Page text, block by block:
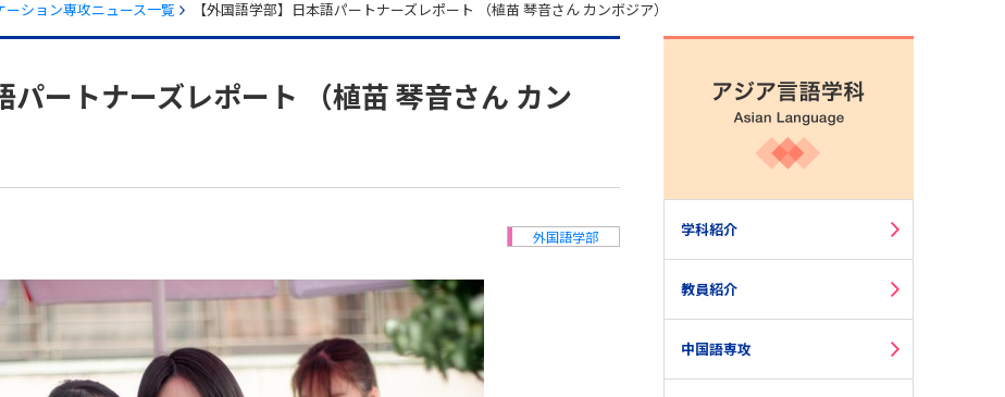
ーション専攻ニュース一覧 【外国語学部】日本語パートナーズレポート （植苗 琴音さん カンボジア）
パートナーズレポート （植苗 琴音さん カン
外国語学部 学科紹介
教員紹介
中国語専攻